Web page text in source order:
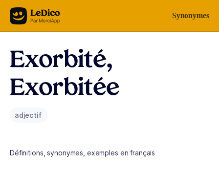
Aller au contenu Synonymes
Exorbité,
Exorbitée
adjectif
Définitions, synonymes, exemples en français